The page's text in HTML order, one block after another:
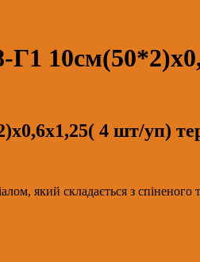
4 шт/уп)
який складається з